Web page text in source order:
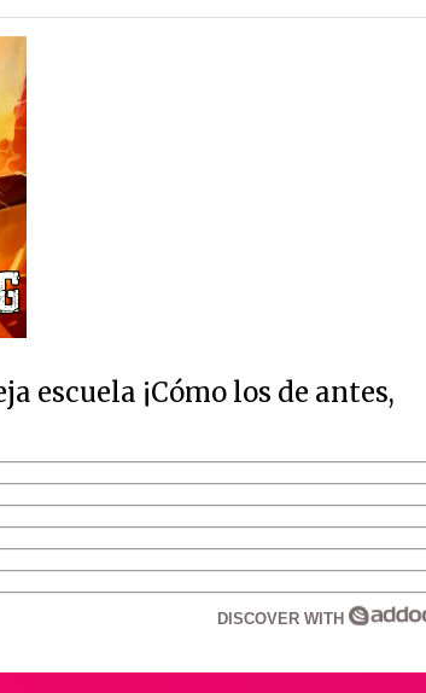
escuela ¡Cómo los de antes,
DISCOVER WITH